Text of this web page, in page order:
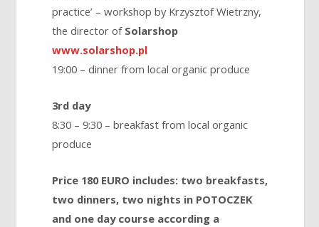
practice’ – workshop by Krzysztof Wietrzny,
the director of Solarshop
www.solarshop.pl
19:00 – dinner from local organic produce
3rd day
8:30 – 9:30 – breakfast from local organic
produce
Price 180 EURO includes: two breakfasts,
two dinners, two nights in POTOCZEK
and one day course according a